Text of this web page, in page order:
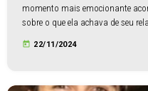
momento mais emocionante
sobre o que ela achava de seu
today 22/11/2024